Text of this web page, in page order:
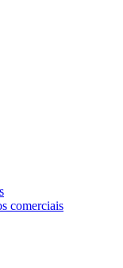
comerciais